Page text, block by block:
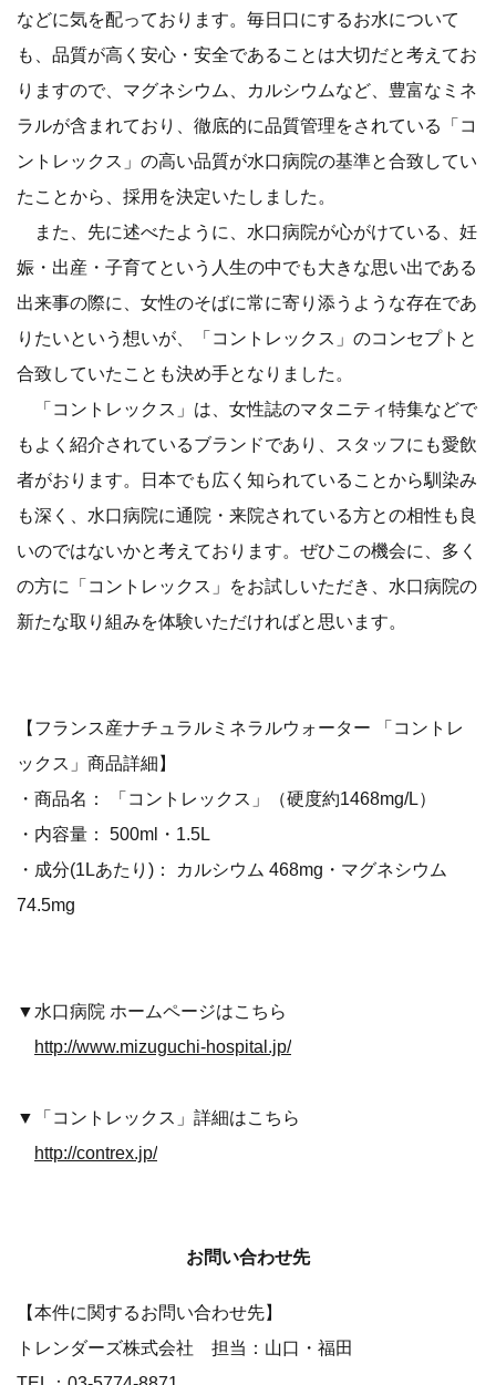
などに気を配っております。毎日口にするお水について
も、品質が高く安心・安全であることは大切だと考えてお
りますので、マグネシウム、カルシウムなど、豊富なミネ
ラルが含まれており、徹底的に品質管理をされている「コ
ントレックス」の高い品質が水口病院の基準と合致してい
たことから、採用を決定いたしました。
また、先に述べたように、水口病院が心がけている、妊
娠・出産・子育てという人生の中でも大きな思い出である
出来事の際に、女性のそばに常に寄り添うような存在であ
りたいという想いが、「コントレックス」のコンセプトと
合致していたことも決め手となりました。
「コントレックス」は、女性誌のマタニティ特集などで
もよく紹介されているブランドであり、スタッフにも愛飲
者がおります。日本でも広く知られていることから馴染み
も深く、水口病院に通院・来院されている方との相性も良
いのではないかと考えております。ぜひこの機会に、多く
の方に「コントレックス」をお試しいただき、水口病院の
新たな取り組みを体験いただければと思います。
【フランス産ナチュラルミネラルウォーター 「コントレ
ックス」商品詳細】
・商品名： 「コントレックス」（硬度約1468mg/L）
・内容量： 500ml・1.5L
・成分(1Lあたり)： カルシウム 468mg・マグネシウム
74.5mg
▼水口病院 ホームページはこちら
http://www.mizuguchi-hospital.jp/
▼「コントレックス」詳細はこちら
http://contrex.jp/
お問い合わせ先
【本件に関するお問い合わせ先】
トレンダーズ株式会社 担当：山口・福田